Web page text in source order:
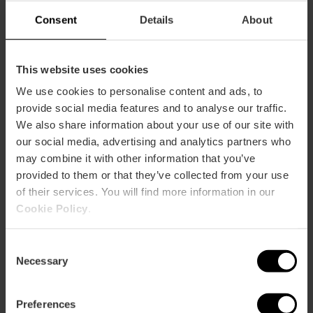
Consent Details About
This website uses cookies
We use cookies to personalise content and ads, to
provide social media features and to analyse our traffic.
We also share information about your use of our site with
our social media, advertising and analytics partners who
may combine it with other information that you’ve
provided to them or that they’ve collected from your use
of their services. You will find more information in our
Cookie Policy
Selection
Necessary
Preferences
Wie komme ich an?
Metro
L1,L2, L3,L5,L9
Bus
11,60, 62,64, 73,92,C1
Carrer de Guillem de Castro, 73, 46008 València,
España